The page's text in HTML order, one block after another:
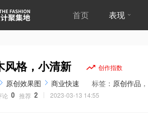
首页 表现
风格，小清新
原创效果图 商业快速 标签： 原创作品 ，
论 0 推荐 2 2023-03-13 14:55